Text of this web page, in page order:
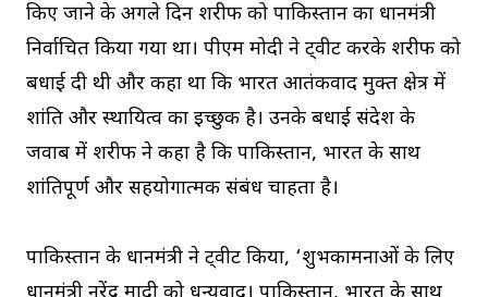
किए जाने के अगले दिन शरीफ को पाकिस्तान का प्रधानमंत्री
निर्वाचित किया गया था। पीएम मोदी ने ट्वीट करके शरीफ को
बधाई दी थी और कहा था कि भारत आतंकवाद मुक्त क्षेत्र में
शांति और स्थायित्व का इच्छुक है। उनके बधाई संदेश के
जवाब में शरीफ ने कहा है कि पाकिस्तान, भारत के साथ
शांतिपूर्ण और सहयोगात्मक संबंध चाहता है।
पाकिस्तान के प्रधानमंत्री ने ट्वीट किया, ‘शुभकामनाओं के लिए